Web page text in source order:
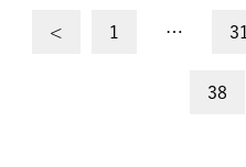
< 1 … 31
38